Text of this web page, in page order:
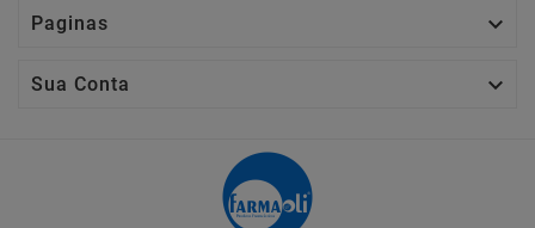
Paginas 
Sua Conta 